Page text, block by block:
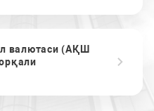
валютаси (АҚШ